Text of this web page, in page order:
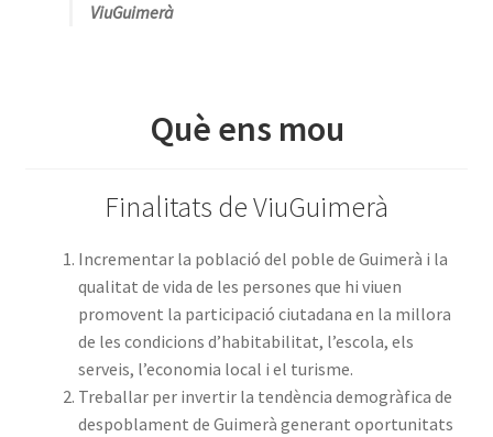
ViuGuimerà
Què ens mou
Finalitats de ViuGuimerà
Incrementar la població del poble de Guimerà i la
qualitat de vida de les persones que hi viuen
promovent la participació ciutadana en la millora
de les condicions d’habitabilitat, l’escola, els
serveis, l’economia local i el turisme.
Treballar per invertir la tendència demogràfica de
despoblament de Guimerà generant oportunitats